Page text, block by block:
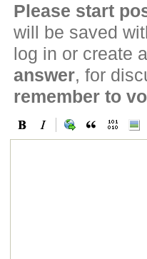
Please start
will be saved
log in or create
answer, for
remember to